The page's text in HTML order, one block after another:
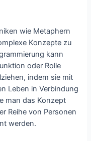
wie Metaphern
Konzepte zu
kann
oder Rolle
indem sie mit
Leben in Verbindung
man das Konzept
Reihe von Personen
werden.